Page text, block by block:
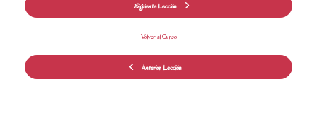
Anterior Lección
Volver al Curso
Siguiente Lección